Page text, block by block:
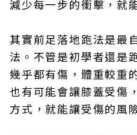
減少每一步的衝擊，就
其實前足落地跑法是最
法。不管是初學者還是
幾乎都有傷，體重較重
也有可能會讓膝蓋受傷
方式，就能讓受傷的風